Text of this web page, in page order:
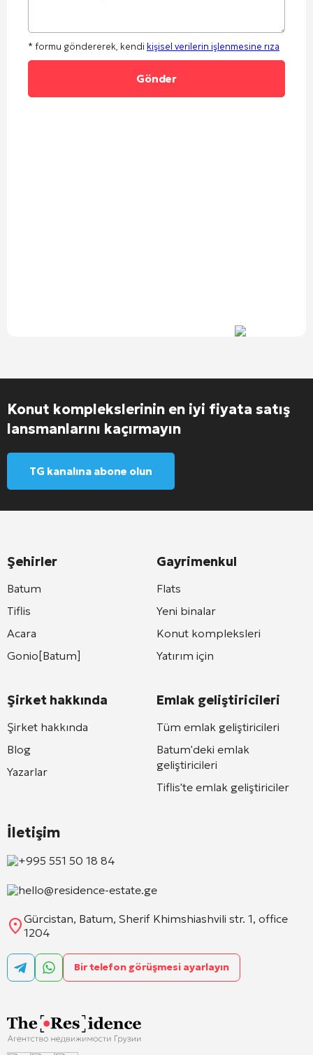
* formu göndererek, kendi kişisel verilerin işlenmesine rıza
Konut komplekslerinin en iyi fiyata satış
lansmanlarını kaçırmayın
TG kanalına abone olun
Şehirler
Batum
Tiflis
Acara
Gonio[Batum]
Şirket hakkında
Şirket hakkında
Blog
Yazarlar
Gayrimenkul
Flats
Yeni binalar
Konut kompleksleri
Yatırım için
Emlak geliştiricileri
Tüm emlak geliştiricileri
Batum'deki emlak
geliştiricileri
Tiflis'te emlak geliştiriciler
İletişim
+995 551 50 18 84
hello@residence-estate.ge
Gürcistan, Batum, Sherif Khimshiashvili str. 1, office
1204
Bir telefon görüşmesi ayarlayın